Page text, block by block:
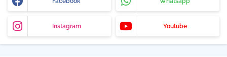
Instagram Youtube